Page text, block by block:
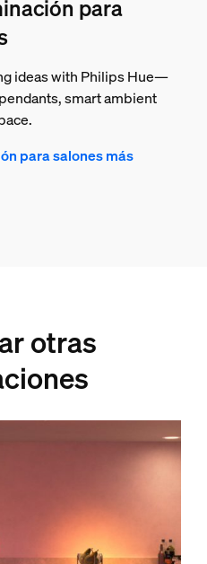
para
ideas with Philips Hue—
smart ambient
para salones más
otras